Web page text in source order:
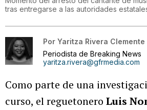
tras entregarse a las autoridades
Por Yaritza Rivera Clemente
Periodista de Breaking News
yaritza.rivera@gfrmedia.com
Como parte de una
curso, el reguetonero Luis